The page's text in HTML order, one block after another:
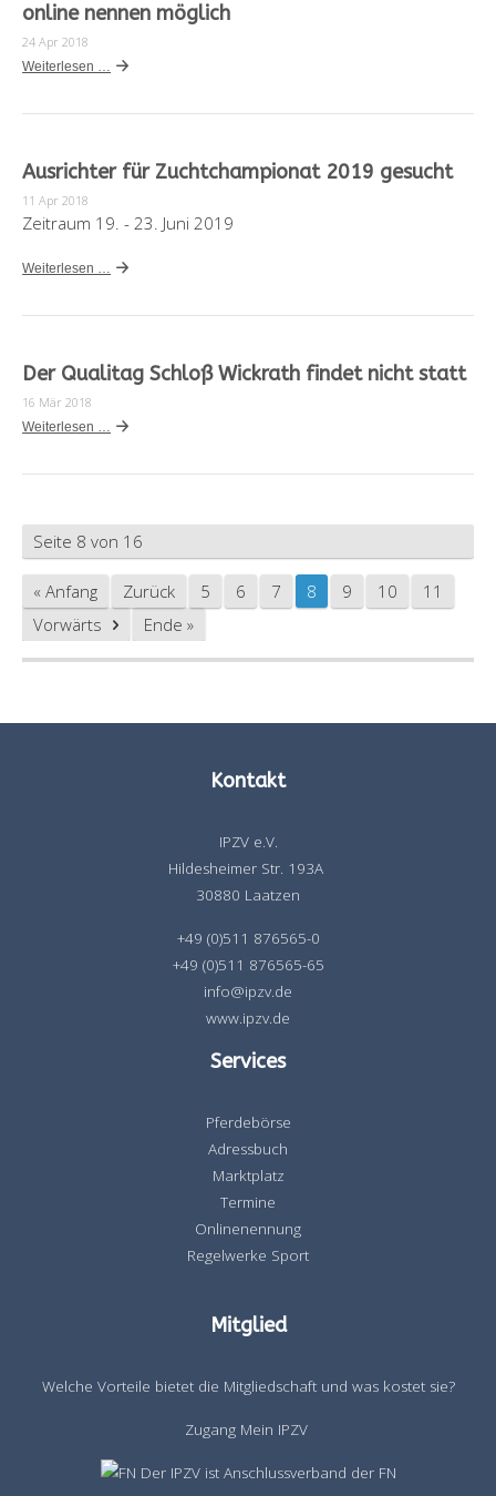
online nennen möglich
24 Apr 2018
Weiterlesen …
Ausrichter für Zuchtchampionat 2019 gesucht
11 Apr 2018
Zeitraum 19. - 23. Juni 2019
Weiterlesen …
Der Qualitag Schloß Wickrath findet nicht statt
16 Mär 2018
Weiterlesen …
Seite 8 von 16
« Anfang Zurück 5 6 7 8 9 10
11
Vorwärts
Ende »
Kontakt
IPZV e.V.
Hildesheimer Str. 193A
30880 Laatzen
+49 (0)511 876565-0
+49 (0)511 876565-65
info@ipzv.de
www.ipzv.de
Services
Pferdebörse
Adressbuch
Marktplatz
Termine
Onlinenennung
Regelwerke Sport
Mitglied
Welche Vorteile bietet die Mitgliedschaft und was kostet sie?
Zugang Mein IPZV
Der IPZV ist Anschlussverband der FN